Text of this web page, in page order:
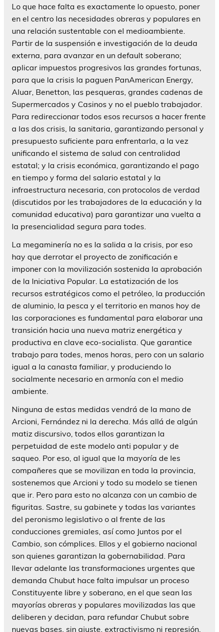
Lo que hace falta es exactamente lo opuesto, poner
en el centro las necesidades obreras y populares en
una relación sustentable con el medioambiente.
Partir de la suspensión e investigación de la deuda
externa, para avanzar en un default soberano;
aplicar impuestos progresivos las grandes fortunas,
para que la crisis la paguen PanAmerican Energy,
Aluar, Benetton, las pesqueras, grandes cadenas de
Supermercados y Casinos y no el pueblo trabajador.
Para redireccionar todos esos recursos a hacer frente
a las dos crisis, la sanitaria, garantizando personal y
presupuesto suficiente para enfrentarla, a la vez
unificando el sistema de salud con centralidad
estatal; y la crisis económica, garantizando el pago
en tiempo y forma del salario estatal y la
infraestructura necesaria, con protocolos de verdad
(discutidos por les trabajadores de la educación y la
comunidad educativa) para garantizar una vuelta a
la presencialidad segura para todes.
La megaminería no es la salida a la crisis, por eso
hay que derrotar el proyecto de zonificación e
imponer con la movilización sostenida la aprobación
de la Iniciativa Popular. La estatización de los
recursos estratégicos como el petróleo, la producción
de aluminio, la pesca y el territorio en manos hoy de
las corporaciones es fundamental para elaborar una
transición hacia una nueva matriz energética y
productiva en clave eco-socialista. Que garantice
trabajo para todes, menos horas, pero con un salario
igual a la canasta familiar, y produciendo lo
socialmente necesario en armonía con el medio
ambiente.
Ninguna de estas medidas vendrá de la mano de
Arcioni, Fernández ni la derecha. Más allá de algún
matiz discursivo, todos ellos garantizan la
perpetuidad de este modelo anti popular y de
saqueo. Por eso, al igual que la mayoría de les
compañeres que se movilizan en toda la provincia,
sostenemos que Arcioni y todo su modelo se tienen
que ir. Pero para esto no alcanza con un cambio de
figuritas. Sastre, su gabinete y todas las variantes
del peronismo legislativo o al frente de las
conducciones gremiales, así como Juntos por el
Cambio, son cómplices. Ellos y el gobierno nacional
son quienes garantizan la gobernabilidad. Para
llevar adelante las transformaciones urgentes que
demanda Chubut hace falta impulsar un proceso
Constituyente libre y soberano, en el que sean las
mayorías obreras y populares movilizadas las que
deliberen y decidan, para refundar Chubut sobre
nuevas bases, sin ajuste, extractivismo ni represión,